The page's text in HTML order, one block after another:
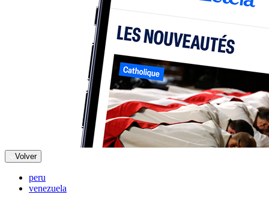
Volver
peru
venezuela